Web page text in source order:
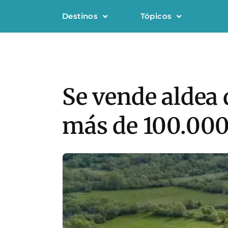
Destinos Tópicos
Se vende
más de